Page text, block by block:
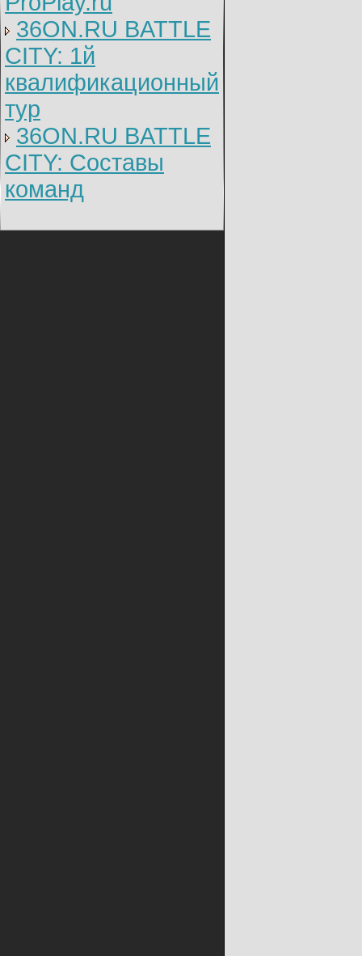
36ON.RU BATTLE
CITY: 1й
квалификационный
тур
36ON.RU BATTLE
CITY: Составы
команд